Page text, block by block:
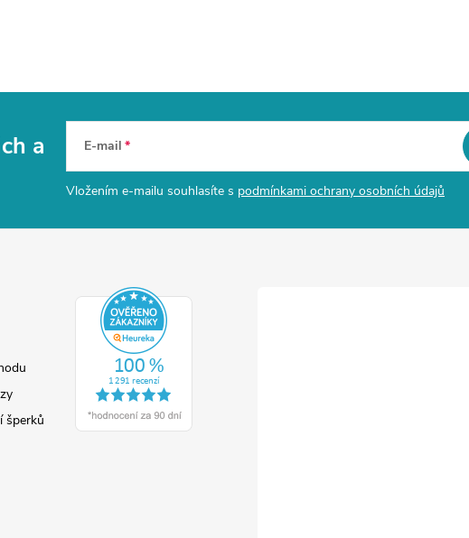
a
E-mail
Vložením e-mailu souhlasíte s podmínkami ochrany osobních údajů
šperků